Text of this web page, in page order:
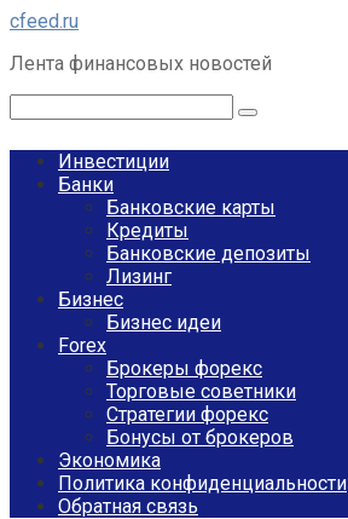
Перейти
контенту
cfeed.ru
Лента финансовых новостей
Инвестиции
Банки
Банковские карты
Кредиты
Банковские депозиты
Лизинг
Бизнес
Бизнес идеи
Forex
Брокеры форекс
Торговые советники
Стратегии форекс
Бонусы от брокеров
Экономика
Политика конфиденциальности
Обратная связь